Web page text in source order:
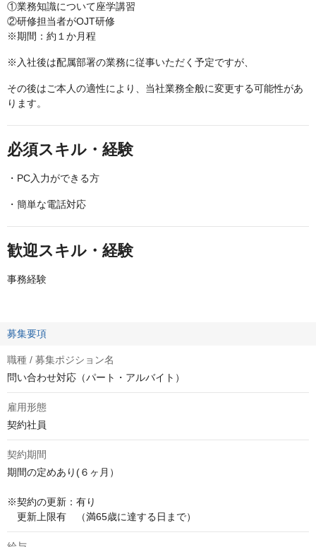
①業務知識について座学講習
②研修担当者がOJT研修
※期間：約１か月程
※入社後は配属部署の業務に従事いただく予定ですが、
その後はご本人の適性により、当社業務全般に変更する可能性があ
ります。
必須スキル・経験
・PC入力ができる方
・簡単な電話対応
歓迎スキル・経験
事務経験
募集要項
職種 / 募集ポジション名
問い合わせ対応（パート・アルバイト）
雇用形態
契約社員
契約期間
期間の定めあり(６ヶ月）
※契約の更新：有り
更新上限有　（満65歳に達する日まで）